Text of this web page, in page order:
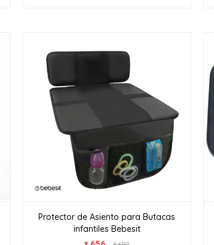
Protector de Asiento para Butacas
infantiles Bebesit